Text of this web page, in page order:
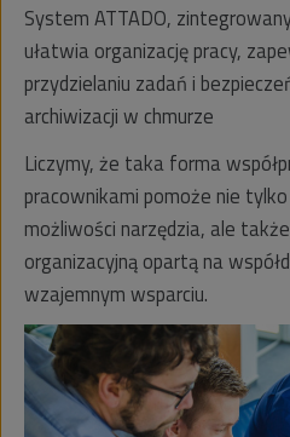
System ATTADO,
ułatwia organizację pracy,
przydzielaniu zadań i
archiwizacji w chmurze
Liczymy, że taka forma
pracownikami pomoże nie
możliwości narzędzia, ale
organizacyjną opartą na
wzajemnym wsparciu.